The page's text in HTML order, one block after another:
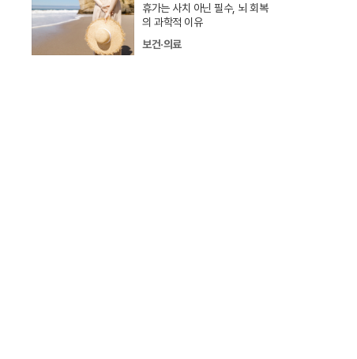
휴가는 사치 아닌 필수, 뇌 회복
의 과학적 이유
보건·의료